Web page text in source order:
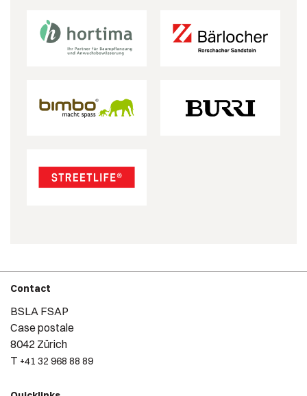
Contact
BSLA FSAP
Case postale
8042 Zürich
T +41 32 968 88 89